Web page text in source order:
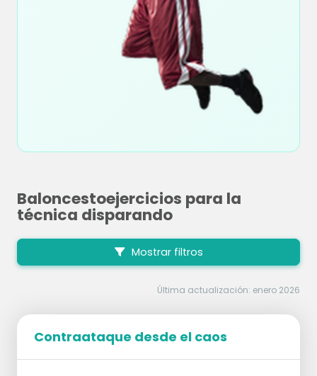
Baloncestoejercicios para la
técnica disparando
Mostrar filtros
Última actualización: enero 2026
Contraataque desde el caos